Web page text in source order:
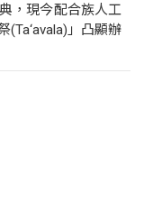
，現今配合族人工
(Ta‘avala)」凸顯辦